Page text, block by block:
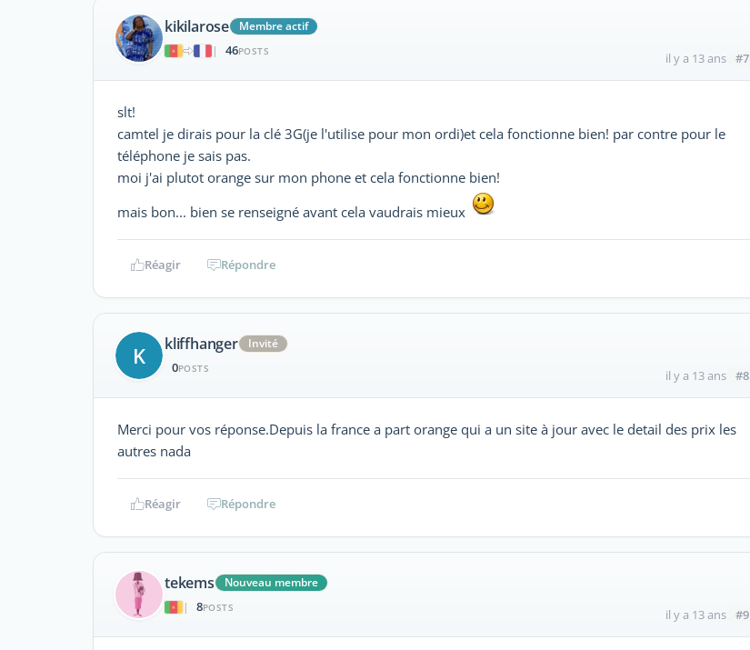
kikilarose
Membre actif
|
46POSTS il y a 13 ans #7
slt!
camtel je dirais pour la clé 3G(je l'utilise pour mon ordi)et cela fonctionne bien! par contre pour le
téléphone je sais pas.
moi j'ai plutot orange sur mon phone et cela fonctionne bien!
mais bon... bien se renseigné avant cela vaudrais mieux
Réagir Répondre
K kliffhanger Invité
0POSTS il y a 13 ans #8
Merci pour vos réponse.Depuis la france a part orange qui a un site à jour avec le detail des prix les
autres nada
Réagir Répondre
tekems
Nouveau membre
|
8POSTS il y a 13 ans #9